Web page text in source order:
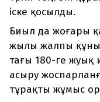
іске қосылды.
Биыл да жоғары
жылы жалпы құны
тағы 180-ге жуық
асыру
тұрақты жұмыс